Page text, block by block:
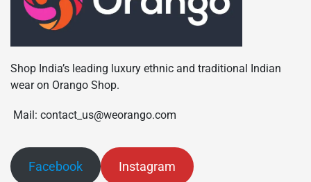
Shop India’s leading luxury ethnic and traditional Indian
wear on Orango Shop.
Mail: contact_us@weorango.com
Facebook Instagram